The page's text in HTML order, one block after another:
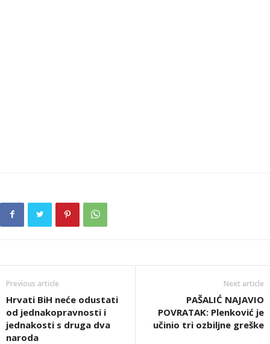
Previous article
Hrvati BiH neće odustati
od jednakopravnosti i
jednakosti s druga dva
naroda
Next article
PAŠALIĆ NAJAVIO
POVRATAK: Plenković je
učinio tri ozbiljne greške